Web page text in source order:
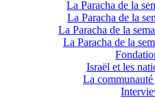
La Paracha de la
La Paracha de la
La Paracha de la
La Paracha de la
Israël et les
La